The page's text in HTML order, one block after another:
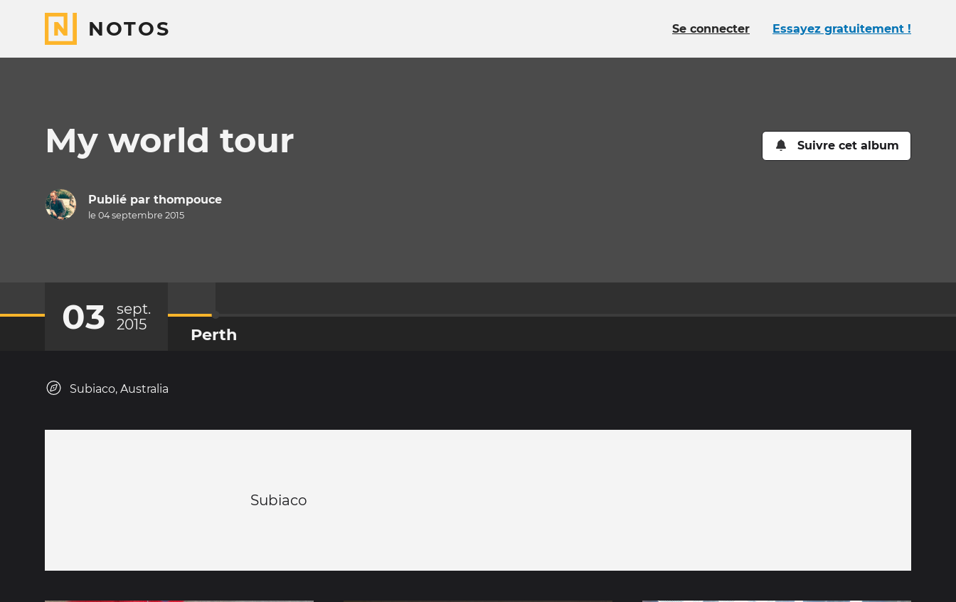
NOTOS Se connecter Essayez gratuitement !
My world tour Suivre cet album
Publié par thompouce
le 04 septembre 2015
03
sept.
2015
Perth
Subiaco, Australia
Subiaco